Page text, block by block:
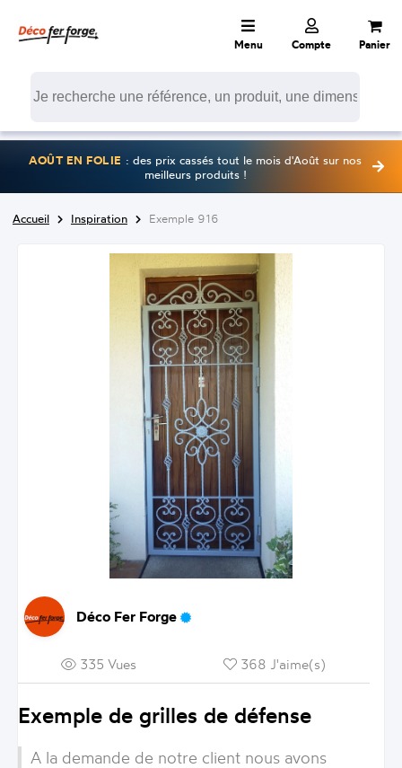
Menu Compte Panier
AOÛT EN FOLIE : des prix cassés tout le mois d'Août sur nos
meilleurs produits !
Accueil Inspiration Exemple 916
Déco Fer Forge
335 Vues 368 J'aime(s)
Exemple de grilles de défense
A la demande de notre client nous avons